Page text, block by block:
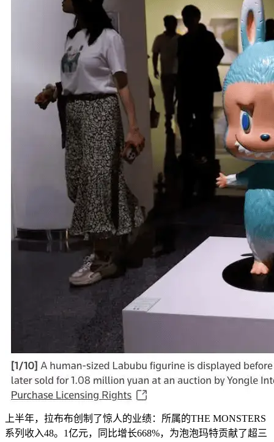
上半年，拉布布创制了惊人的业绩：所属的THE MONSTERS
系列收⼊48。1亿元，同比增⻓668%，为泡泡玛特贡献了超三